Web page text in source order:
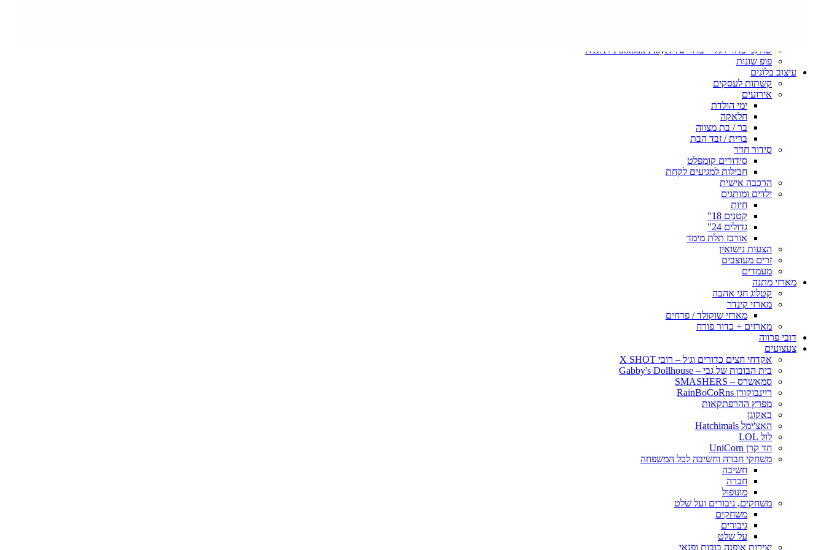
שחקני כדור רגל – כדור סל NBA / Football Player
פופ שונות
עיצוב בלונים
קשתות לעסקים
אירועים
ימי הולדת
חלאקה
בר / בת מצווה
ברית / זבד הבת
סידור חדר
סידורים קומפלט
חבילות למגיעים לקחת
הרכבה אישית
ילדים ומותגים
חיות
קטנים 18"
גדולים 24"
אורבז תלת מימד
הצעות נישואין
זרים מעוצבים
מעמדים
מארזי מתנה
קטלוג חגי אהבה
מארזי קינדר
מארזי שוקולד / פרחים
מארזים + כדור פורח
דובי פרווה
צעצועים
אקדחי חצים כדורים וג׳ל – רובי X SHOT
בית הבובות של גבי – Gabby's Dollhouse
סמאשרס – SMASHERS
ריינבוקורן RainBoCoRns
מפרץ ההרפתקאות
באקוגן
האצ'ימל Hatchimals
לול LOL
חד קרן UniCorn
משחקי חברה וחשיבה לכל המשפחה
חשיבה
חברה
מונופול
משחקים, גיבורים ועל שלט
משחקים
גיבורים
על שלט
יצירות אופנה בובות ופנאי